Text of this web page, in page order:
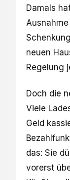
Damals
neuen
Regelung
Doch die
Viele
Geld
das: Sie
vorerst